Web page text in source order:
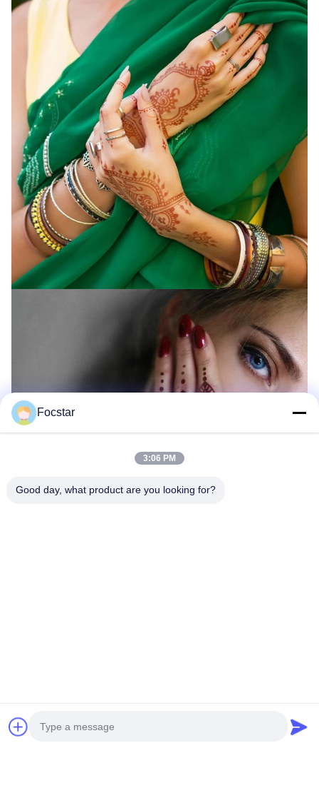
Focstar
3:06 PM
Good day, what product are you looking for?